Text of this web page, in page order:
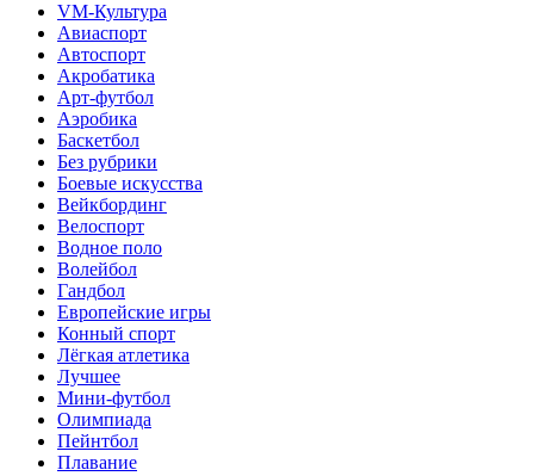
VM-Культура
Авиаспорт
Автоспорт
Акробатика
Арт-футбол
Аэробика
Баскетбол
Без рубрики
Боевые искусства
Вейкбординг
Велоспорт
Водное поло
Волейбол
Гандбол
Европейские игры
Конный спорт
Лёгкая атлетика
Лучшее
Мини-футбол
Олимпиада
Пейнтбол
Плавание